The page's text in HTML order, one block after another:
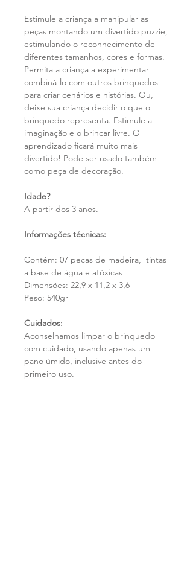
Estimule a criança a manipular as
peças montando um divertido puzzie,
estimulando o reconhecimento de
diferentes tamanhos, cores e formas.
Permita a criança a experimentar
combiná-lo com outros brinquedos
para criar cenários e histórias. Ou,
deixe sua criança decidir o que o
brinquedo representa. Estimule a
imaginação e o brincar livre. O
aprendizado ficará muito mais
divertido! Pode ser usado também
como peça de decoração.
Idade?
A partir dos 3 anos.
Informações técnicas:
Contém: 07 pecas de madeira, tintas
a base de água e atóxicas
Dimensões: 22,9 x 11,2 x 3,6
Peso: 540gr
Cuidados:
Aconselhamos limpar o brinquedo
com cuidado, usando apenas um
pano úmido, inclusive antes do
primeiro uso.